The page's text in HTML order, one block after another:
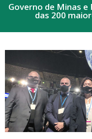
Governo de Minas
das 200